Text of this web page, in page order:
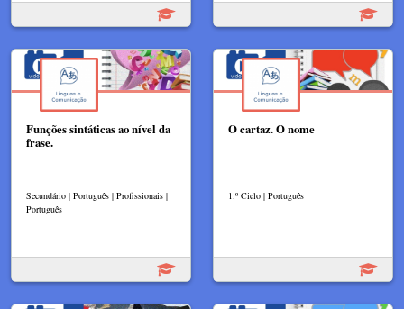
Funções sintáticas ao nível da
frase.
Secundário | Português | Profissionais |
Português
O cartaz. O nome
1.º Ciclo | Português